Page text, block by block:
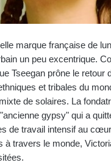
marque française de
un peu excentrique.
Tseegan prône le
et tribales du
de solaires. La
gypsy" qui a
de travail intensif au
à travers le monde,